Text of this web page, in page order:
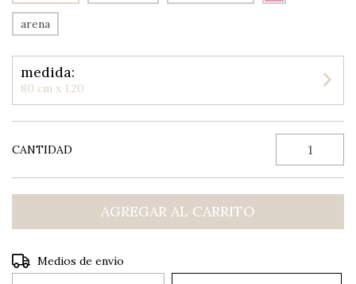
arena
medida:
80 cm x 1.20
CANTIDAD
Entregas para el CP:
Medios de envío